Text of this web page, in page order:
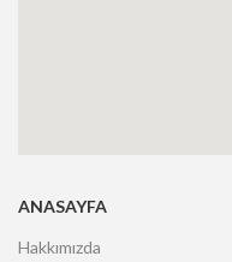
ANASAYFA
Hakkımızda